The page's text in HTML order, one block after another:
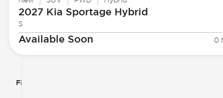
Filtrar por
2027 Kia Sportage Hybrid
S
Available Soon 0